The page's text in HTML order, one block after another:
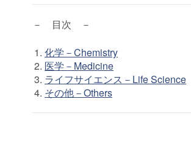
－ 目次 －
化学－Chemistry
医学－Medicine
ライフサイエンス－Life Science
その他－Others